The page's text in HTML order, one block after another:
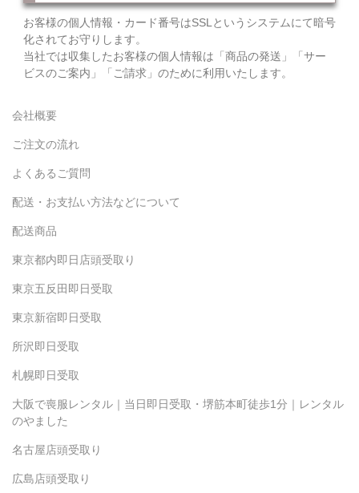
お客様の個人情報・カード番号はSSLというシステムにて暗号
化されてお守りします。
当社では収集したお客様の個人情報は「商品の発送」「サー
ビスのご案内」「ご請求」のために利用いたします。
会社概要
ご注文の流れ
よくあるご質問
配送・お支払い方法などについて
配送商品
東京都内即日店頭受取り
東京五反田即日受取
東京新宿即日受取
所沢即日受取
札幌即日受取
大阪で喪服レンタル｜当日即日受取・堺筋本町徒歩1分｜レンタル
のやました
名古屋店頭受取り
広島店頭受取り